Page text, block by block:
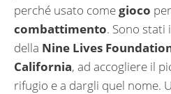
perché usato comegioco per
combattimento. Sono
della Nine Lives
California, ad accogliere il
rifugio e a dargli quel nome.